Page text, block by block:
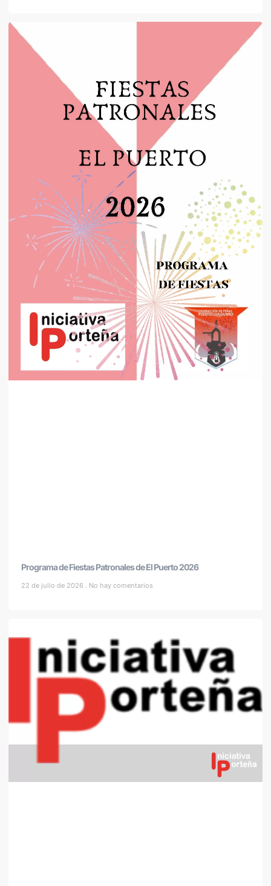
Programa de Fiestas Patronales de El Puerto 2026
22 de julio de 2026 No hay comentarios